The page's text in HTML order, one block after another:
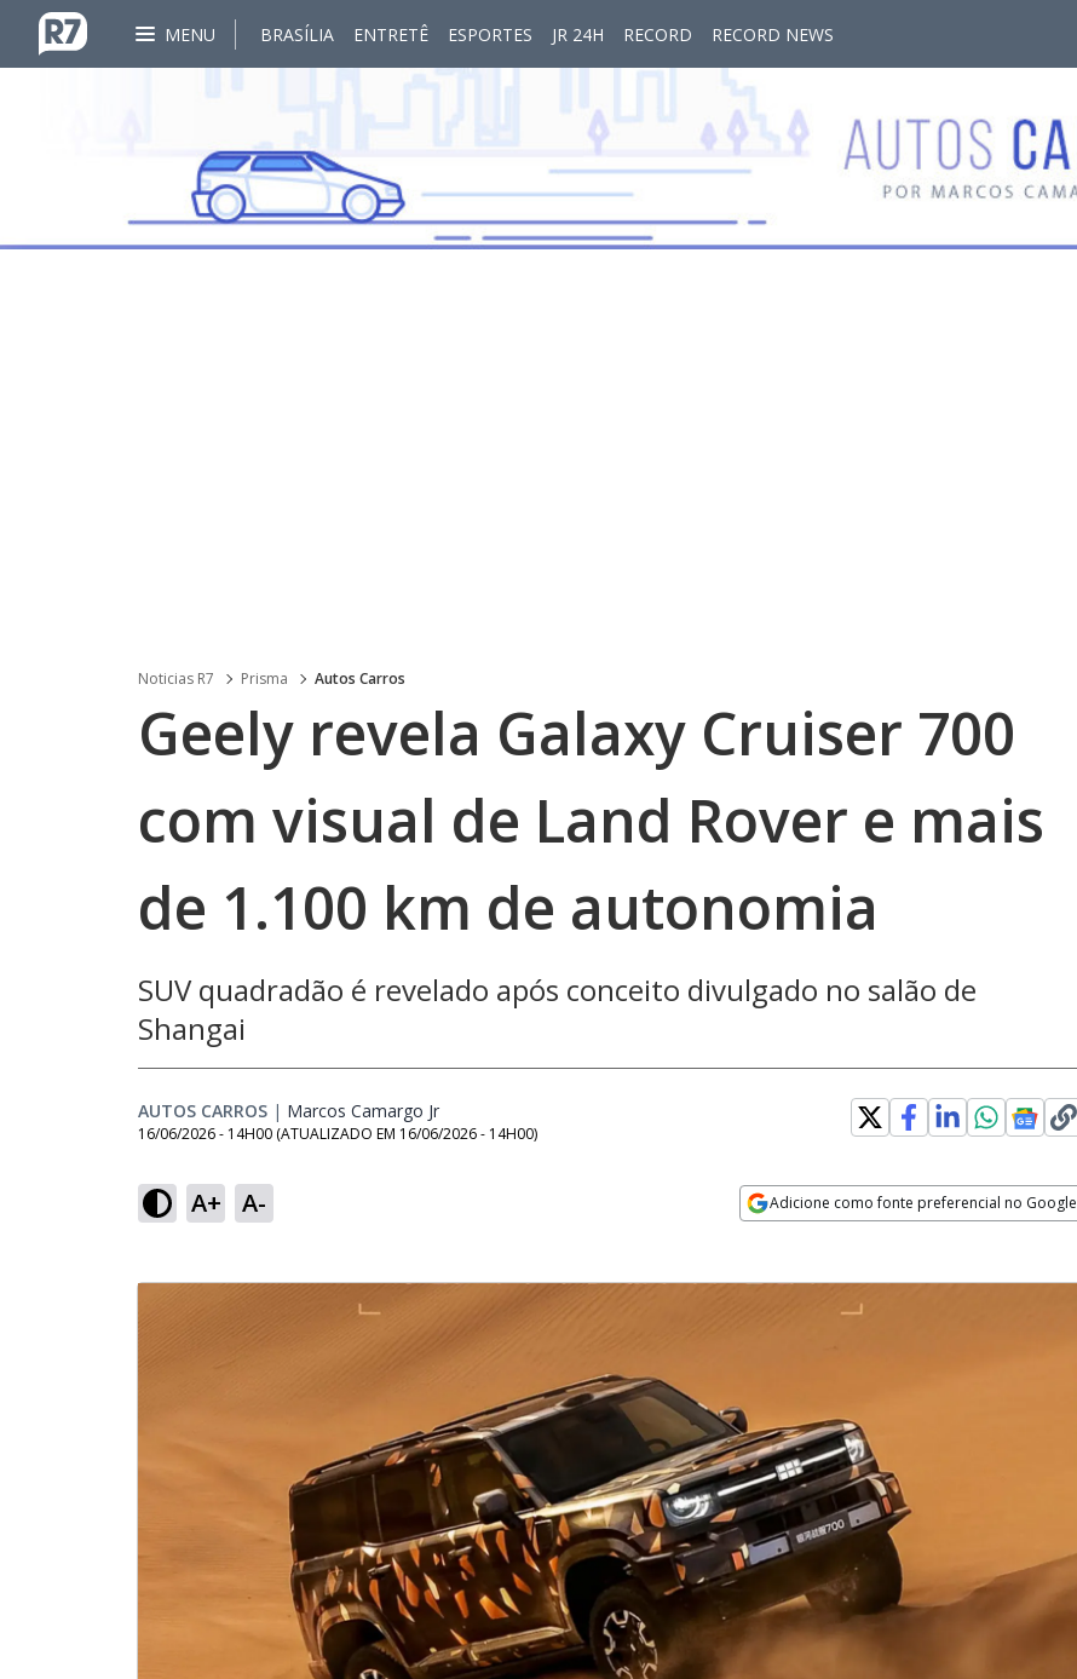
MENU BRASÍLIA ENTRETÊ ESPORTES JR 24H RECORD RECORD NEWS
Noticias R7 Prisma Autos Carros
Geely revela Galaxy Cruiser 700
com visual de Land Rover e mais
de 1.100 km de autonomia
SUV quadradão é revelado após conceito divulgado no salão de
Shangai
AUTOS CARROS | Marcos Camargo Jr
16/06/2026 - 14H00 (ATUALIZADO EM 16/06/2026 - 14H00)
A+ A- Adicione como fonte preferencial no Google